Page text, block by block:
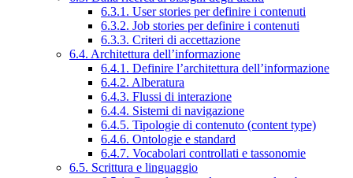
6.3.1. User stories per definire i contenuti
6.3.2. Job stories per definire i contenuti
6.3.3. Criteri di accettazione
6.4. Architettura dell’informazione
6.4.1. Definire l’architettura dell’informazione
6.4.2. Alberatura
6.4.3. Flussi di interazione
6.4.4. Sistemi di navigazione
6.4.5. Tipologie di contenuto (content type)
6.4.6. Ontologie e standard
6.4.7. Vocabolari controllati e tassonomie
6.5. Scrittura e linguaggio